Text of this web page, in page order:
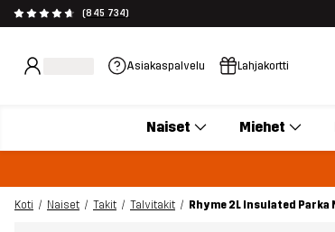
(845 734)
Asiakaspalvelu Lahjakortti
Naiset Miehet
Koti Naiset Takit Talvitakit
Rhyme 2L Insulated Parka